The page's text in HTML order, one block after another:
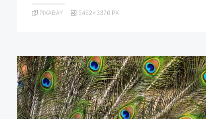
PIXABAY 5462×3376 PX